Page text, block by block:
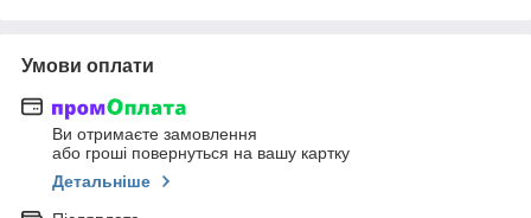
Умови оплати
Ви отримаєте замовлення
або гроші повернуться на вашу картку
Детальніше